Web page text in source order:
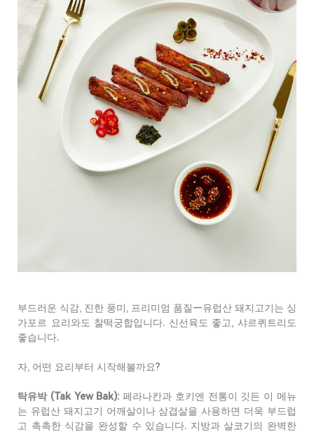
부드러운 식감, 진한 풍미, 프리미엄 품질—유럽산 돼지고기는 싱
가포르
요리와도 찰떡궁합입니다. 신선육도 좋고,샤르퀴트리도
좋습니다.
자, 어떤 요리부터 시작해볼까요?
탁유박(Tak Yew Bak):페라나칸과 호키엔 전통이 깃든 이 메뉴
는 유럽산 돼지고기 어깨살이나 삼겹살을 사용하면 더욱 부드럽
고 촉촉한 식감을 완성할 수 있습니다. 지방과 살코기의 완벽한